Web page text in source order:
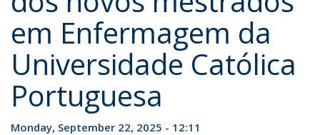
em Enfermagem da
Universidade Católica
Portuguesa
Monday, September 22, 2025 - 12:11